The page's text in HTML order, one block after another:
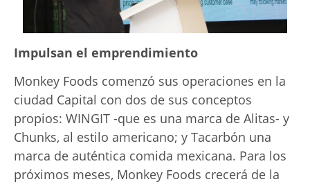
Impulsan el emprendimiento
Monkey Foods comenzó sus operaciones en la
ciudad Capital con dos de sus conceptos
propios: WINGIT -que es una marca de Alitas- y
Chunks, al estilo americano; y Tacarbón una
marca de auténtica comida mexicana. Para los
próximos meses, Monkey Foods crecerá de la